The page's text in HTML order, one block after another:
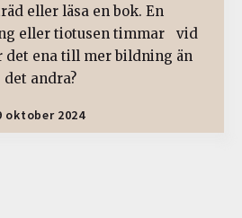
eller läsa en bok. En
eller tiotusen timmar vid
det ena till mer bildning än
det andra?
oktober 2024